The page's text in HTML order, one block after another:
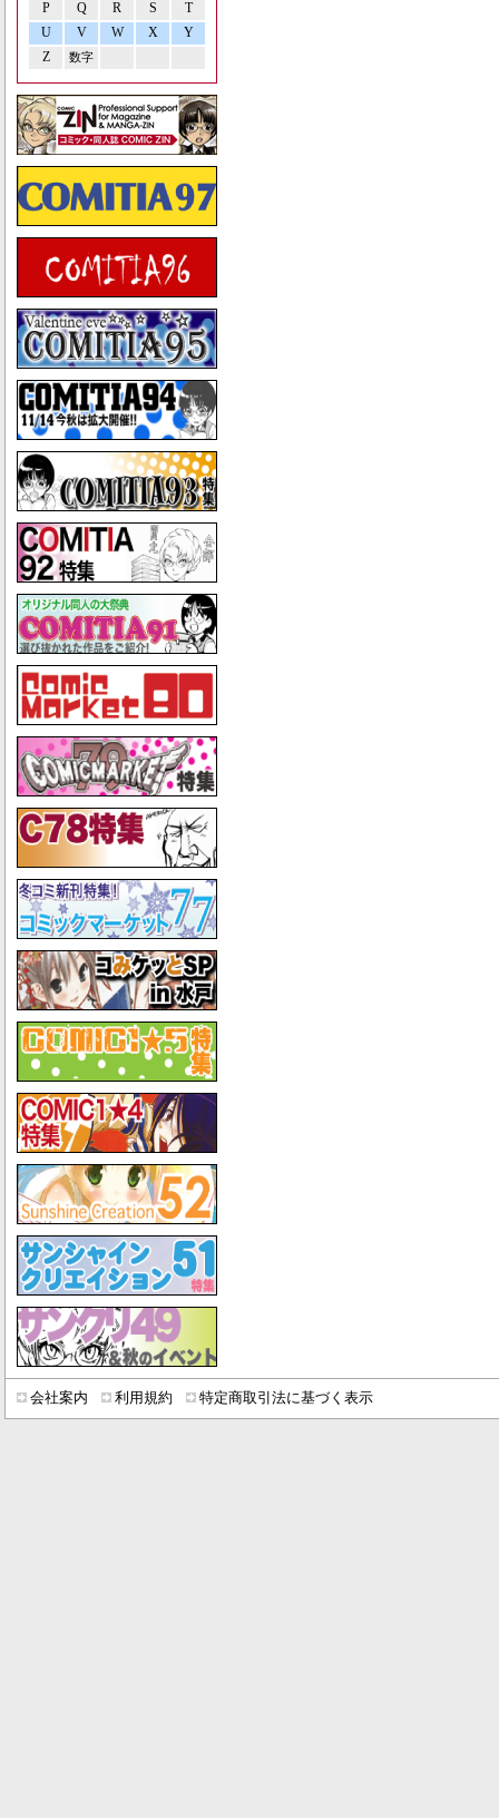
P Q R S
T
U
V W X
Y
Z
数字
会社案内 利用規約 特定商取引法に基づく表示